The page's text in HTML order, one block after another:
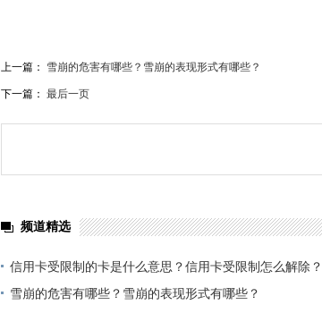
上一篇： 雪崩的危害有哪些？雪崩的表现形式有哪些？
下一篇： 最后一页
频道精选
信用卡受限制的卡是什么意思？信用卡受限制怎么解除？
雪崩的危害有哪些？雪崩的表现形式有哪些？